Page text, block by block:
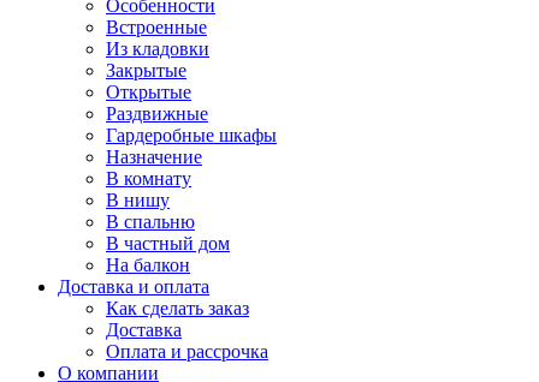
Особенности
Встроенные
Из кладовки
Закрытые
Открытые
Раздвижные
Гардеробные шкафы
Назначение
В комнату
В нишу
В спальню
В частный дом
На балкон
Доставка и оплата
Как сделать заказ
Доставка
Оплата и рассрочка
О компании